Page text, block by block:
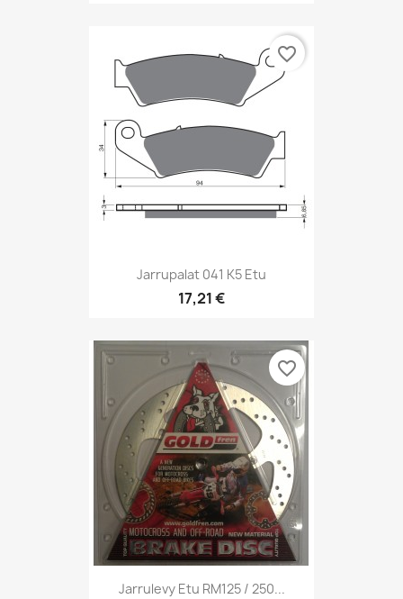
Jarrupalat 041 K5 Etu
17,21 €
favorite_border
Jarrulevy Etu RM125 / 250...
favorite_border